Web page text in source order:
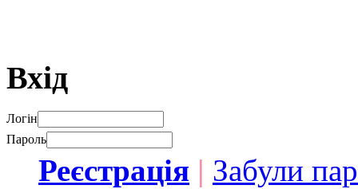
Вхід
Логін
Пароль
Реєстрація | Забули